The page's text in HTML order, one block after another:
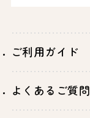
ご利用ガイド
よくあるご質問